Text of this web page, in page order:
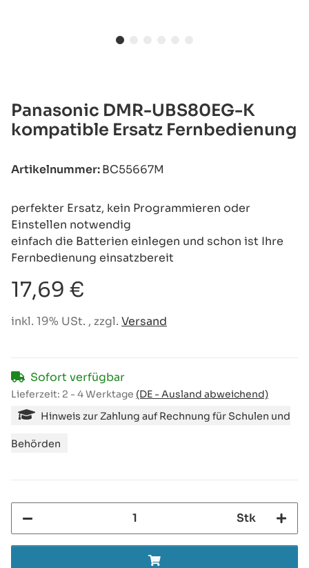
Panasonic DMR-UBS80EG-K
kompatible Ersatz Fernbedienung
Artikelnummer:BC55667M
perfekter Ersatz, kein Programmieren oder
Einstellen notwendig
einfach die Batterien einlegen und schon ist Ihre
Fernbedienung einsatzbereit
17,69 €
inkl. 19% USt. , zzgl. Versand
Sofort verfügbar
Lieferzeit: 2 - 4 Werktage (DE - Ausland abweichend)
Hinweis zur Zahlung auf Rechnung für Schulen und
Behörden
Stk